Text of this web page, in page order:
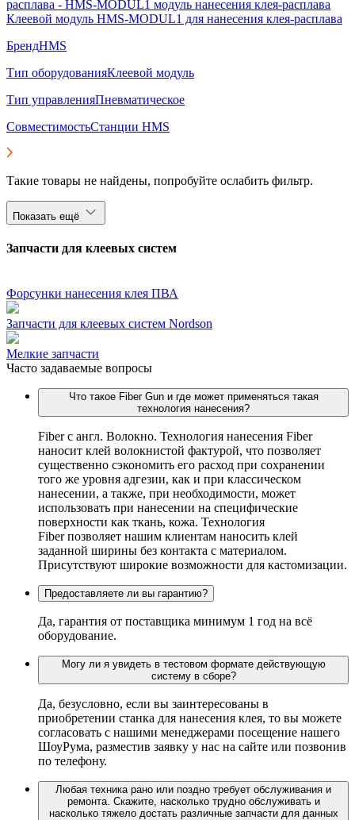
Клеевой модуль HMS-MODUL1 для нанесения клея-расплава
БрендHMS
Тип оборудованияКлеевой модуль
Тип управленияПневматическое
СовместимостьСтанции HMS
Такие товары не найдены, попробуйте ослабить фильтр.
Показать ещё
Запчасти для клеевых систем
Форсунки нанесения клея ПВА
Запчасти для клеевых систем Nordson
Мелкие запчасти
Часто задаваемые вопросы
Что такое Fiber Gun и где может применяться такая
технология нанесения?
Fiber c англ. Волокно. Технология нанесения Fiber
наносит клей волокнистой фактурой, что позволяет
существенно сэкономить его расход при сохранении
того же уровня адгезии, как и при классическом
нанесении, а также, при необходимости, может
использовать при нанесении на специфические
поверхности как ткань, кожа. Технология
Fiber позволяет нашим клиентам наносить клей
заданной ширины без контакта с материалом.
Присутствуют широкие возможности для кастомизации.
Предоставляете ли вы гарантию?
Да, гарантия от поставщика минимум 1 год на всё
оборудование.
Могу ли я увидеть в тестовом формате действующую
систему в сборе?
Да, безусловно, если вы заинтересованы в
приобретении станка для нанесения клея, то вы можете
согласовать с нашими менеджерами посещение нашего
ШоуРума, разместив заявку у нас на сайте или позвонив
по телефону.
Любая техника рано или поздно требует обслуживания и
ремонта. Скажите, насколько трудно обслуживать и
насколько тяжело достать различные запчасти для данных